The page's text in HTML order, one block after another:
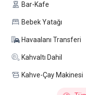
Bar-Kafe
Bebek Yatağı
Havaalanı Transferi
Kahvaltı Dahil
Kahve-Çay Makinesi